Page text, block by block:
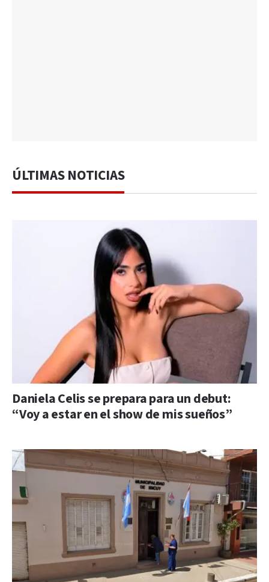
ÚLTIMAS NOTICIAS
Daniela Celis se prepara para un debut:
“Voy a estar en el show de mis sueños”